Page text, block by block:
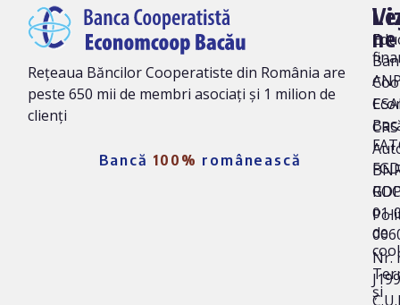
Rețeaua Băncilor Cooperatiste din România are
peste 650 mii de membri asociați și 1 milion de
clienți
Bancă 100% românească
ne
01-
Nr.
de
și